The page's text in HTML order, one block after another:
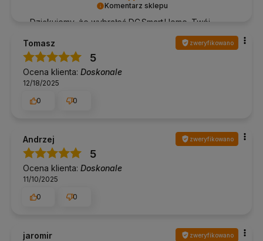
Komentarz sklepu
Dziękujemy, że wybrałeś DC Smart Home. Twój
Tomasz zweryfikowano
5
Ocena klienta: Doskonale
12/18/2025
0
0
Andrzej zweryfikowano
5
Ocena klienta: Doskonale
11/10/2025
0
0
jaromir zweryfikowano